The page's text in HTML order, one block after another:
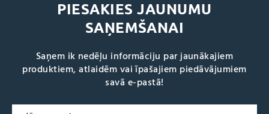
PIESAKIES JAUNUMU
SAŅEMŠANAI
Saņem ik nedēļu informāciju par jaunākajiem
produktiem, atlaidēm vai īpašajiem piedāvājumiem
savā e-pastā!